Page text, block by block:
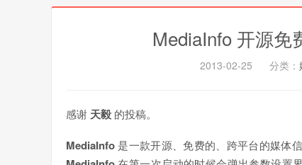
MediaInfo 开源免
2013-02-25 分类：
感谢 天毅 的投稿。
MediaInfo 是一款开源、免费的、跨平台的媒体